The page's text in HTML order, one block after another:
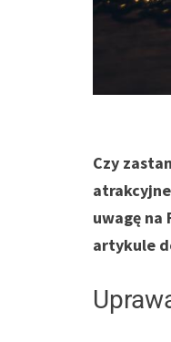
Czy
uwagę na
artykule